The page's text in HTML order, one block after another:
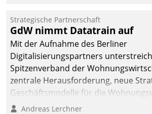
kommunale
gemeinsam mit der Berliner
Teilprozess der Objektsanierung
Strategische Partnerschaft
GdW nimmt Datatrain auf
Mit der Aufnahme des Berliner
Digitalisierungspartners
Spitzenverband der
zentrale Herausforderung, neue
Geschäftsmodelle für die
entwickeln.
Andreas Lerchner